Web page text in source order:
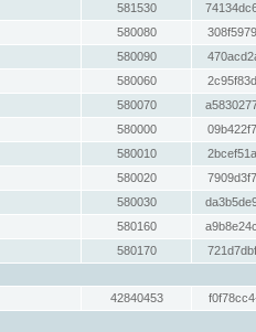
581530
580080
580090
580060
580070
580000
580010
580020
580030
580160
580170
42840453